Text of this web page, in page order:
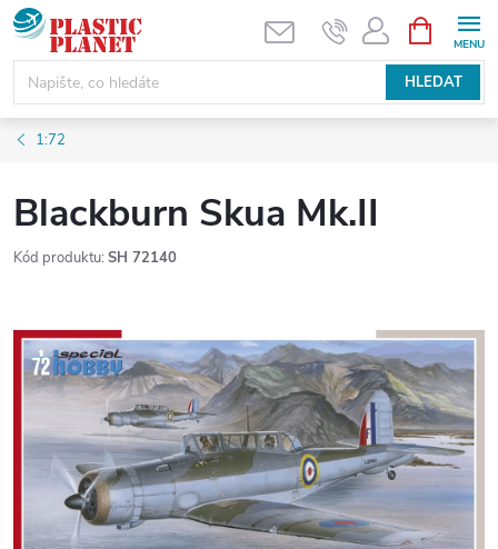
Přejít
na
obsah
HLEDAT
NÁKUPNÍ
KOŠÍK
1:72
Blackburn Skua Mk.II
Kód produktu: SH 72140